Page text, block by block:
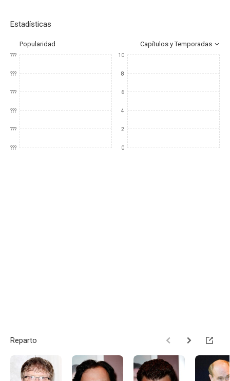
Estadísticas
Popularidad Capítulos y Temporadas
???
???
???
???
???
???
10
8
6
4
2
0
Reparto